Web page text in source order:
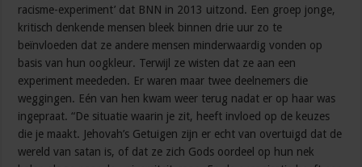
racisme-experiment’ dat BNN in 2013 uitzond. Een groep jonge,
kritisch denkende mensen bleek binnen drie uur zo te
beïnvloeden dat ze andere mensen minderwaardig vonden op
basis van hun oogkleur. Terwijl ze wisten dat ze aan een
experiment meededen. Er waren maar twee deelnemers die
weggingen. Eén van hen kwam weer terug nadat er op haar was
ingepraat. “De situatie waarin je zit, heeft invloed op de keuzes
die je maakt. Jehovah’s Getuigen zijn er echt van overtuigd dat de
wereld van satan is, of dat ze zich Gods oordeel op hun nek